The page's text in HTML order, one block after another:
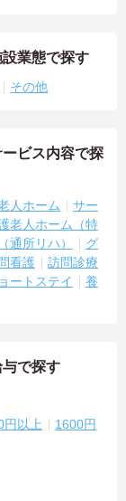
業態で探す
その他
ビス内容で探
人ホーム
サー
老人ホーム（特
通所リハ）
グ
看護
訪問診療
ートステイ
養
で探す
円以上
1600円